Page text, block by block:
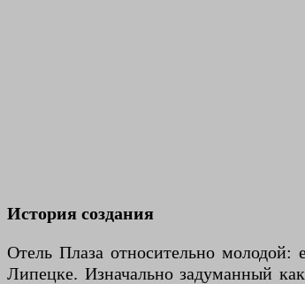
История создания
Отель Плаза относительно молодой:
Липецке. Изначально задуманный